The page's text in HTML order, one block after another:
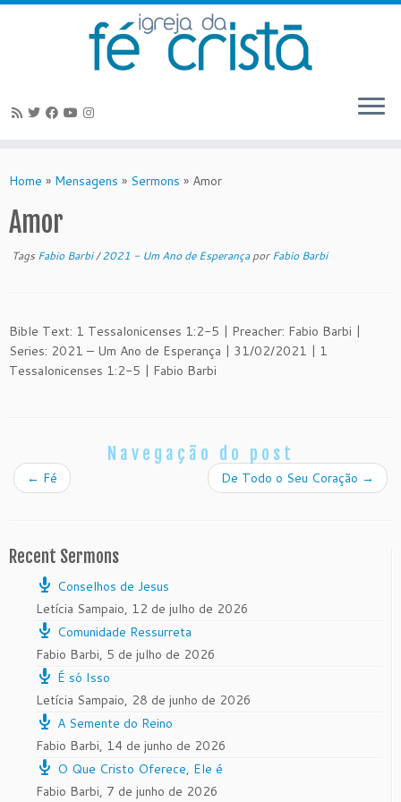
toHome » Mensagens » Sermons » Amor
Amor
Tags Fabio Barbi/2021 - Um Ano de EsperançaporFabio Barbi
Bible Text: 1 Tessalonicenses 1:2-5 | Preacher: Fabio Barbi |
Series: 2021 – Um Ano de Esperança | 31/02/2021 | 1
Tessalonicenses 1:2-5 | Fabio Barbi
Navegação do post
← Fé De Todo o Seu Coração →
Recent Sermons
Conselhos de Jesus
Letícia Sampaio, 12 de julho de 2026
Comunidade Ressurreta
Fabio Barbi, 5 de julho de 2026
É só Isso
Letícia Sampaio, 28 de junho de 2026
A Semente do Reino
Fabio Barbi, 14 de junho de 2026
O Que Cristo Oferece, Ele é
Fabio Barbi, 7 de junho de 2026